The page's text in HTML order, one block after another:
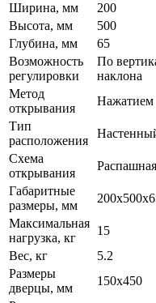
Ширина, мм
200
Высота, мм
500
Глубина, мм
65
Возможность
регулировки
По
наклона
Метод
открывания
Нажатием
Тип
расположения
Схема
открывания
Габаритные
размеры, мм
Максимальная
нагрузка, кг
15
Вес, кг
5.2
Размеры
дверцы, мм
150х450